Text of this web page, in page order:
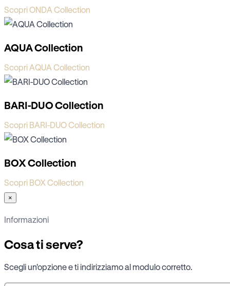
Scopri ONDA Collection
AQUA Collection
Scopri AQUA Collection
BARI-DUO Collection
Scopri BARI-DUO Collection
BOX Collection
Scopri BOX Collection
×
Informazioni
Cosa ti serve?
Scegli un'opzione e ti indirizziamo al modulo corretto.